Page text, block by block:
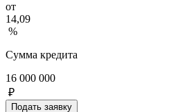
от
14,09
%
Сумма кредита
16 000 000
₽
Подать заявку